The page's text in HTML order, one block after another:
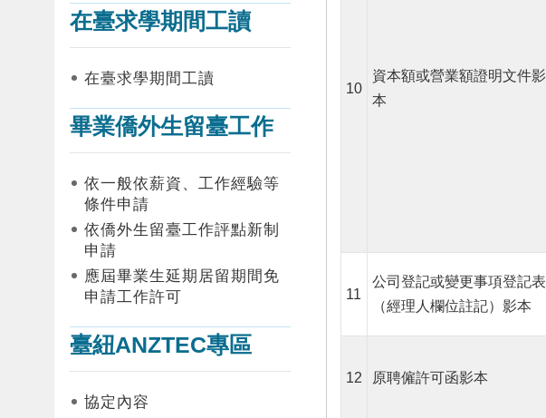
在臺求學期間工讀
在臺求學期間工讀
畢業僑外生留臺工作
依一般依薪資、工作經驗等
條件申請
依僑外生留臺工作評點新制
申請
應屆畢業生延期居留期間免
申請工作許可
臺紐ANZTEC專區
協定內容
10
資本額或營業額證明文件影
本
11
公司登記或變更事項登記表
（經理人欄位註記）影本
12 原聘僱許可函影本